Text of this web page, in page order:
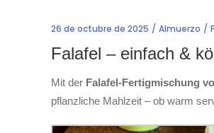
26 de octubre de 2025 Almuerzo
Falafel – einfach &
Mit der Falafel-Fertigmischung
pflanzliche Mahlzeit – ob warm